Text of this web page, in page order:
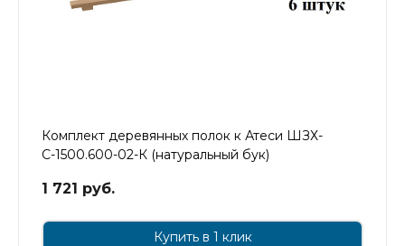
Комплект деревянных полок к Атеси ШЗХ-
С-1500.600-02-К (натуральный бук)
1 721 руб.
Купить в 1 клик